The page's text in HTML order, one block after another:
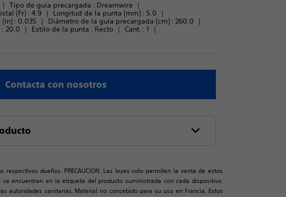
Tipo de guía precargada : Dreamwire
(Fr) : 4.9 Longitud de la punta (mm) : 5.0
: 0.035 Diámetro de la guía precargada (cm) : 260.0
20.0 Estilo de la punta : Recto Cant. : 1
Contacta con nosotros
dueños. PRECAUCIÓN: Las leyes solo permiten la venta de estos
encuentran en la etiqueta del producto suministrada con cada dispositivo.
sanitarias. Material no concebido para su uso en Francia. Estos